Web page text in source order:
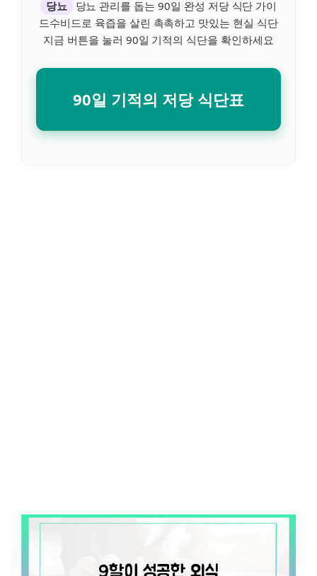
당뇨
당뇨 관리를 돕는 90일 완성 저당 식단 가이
드수비드로 육즙을 살린 촉촉하고 맛있는 현실 식단
지금 버튼을 눌러 90일 기적의 식단을 확인하세요
90일 기적의 저당 식단표